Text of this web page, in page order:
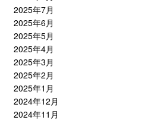
2025年7月
2025年6月
2025年5月
2025年4月
2025年3月
2025年2月
2025年1月
2024年12月
2024年11月